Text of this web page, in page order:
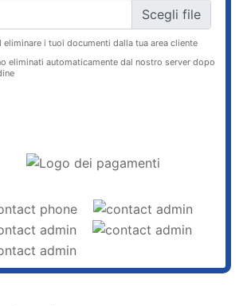
eliminare i tuoi documenti dalla tua area cliente
eliminati automaticamente dal nostro server dopo